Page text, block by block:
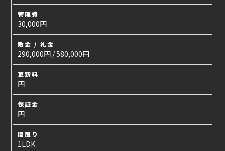
管理費
30,000円
敷金 / 礼金
290,000円 / 580,000円
更新料
円
保証金
円
間取り
1LDK